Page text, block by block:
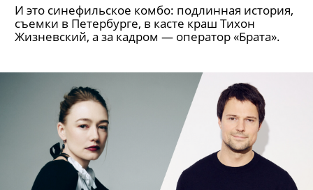
И это синефильское комбо: подлинная история,
съемки в Петербурге, в касте краш Тихон
Жизневский, а за кадром — оператор «Брата».